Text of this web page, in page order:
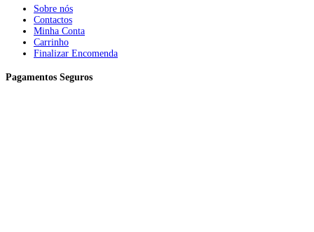
Sobre nós
Contactos
Minha Conta
Carrinho
Finalizar Encomenda
Pagamentos Seguros